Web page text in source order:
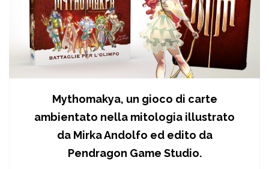
Mythomakya, un gioco di carte
ambientato nella mitologia illustrato
da Mirka Andolfo ed edito da
Pendragon Game Studio.